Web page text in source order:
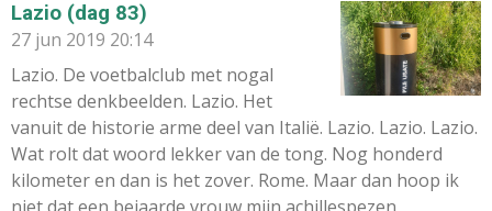
Lazio (dag 83)
27 jun 2019 20:14
Lazio. De voetbalclub met nogal
rechtse denkbeelden. Lazio. Het
vanuit de historie arme deel van Italië. Lazio. Lazio. Lazio.
Wat rolt dat woord lekker van de tong. Nog honderd
kilometer en dan is het zover. Rome. Maar dan hoop ik